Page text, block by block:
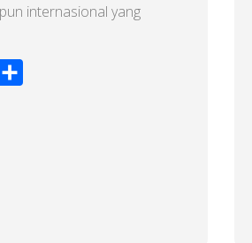
internasional yang
Line